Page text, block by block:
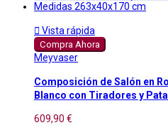
 Vista rápida
Compra Ahora
Meyvaser
Composición de Salón en
Blanco con Tiradores y
609,90 €